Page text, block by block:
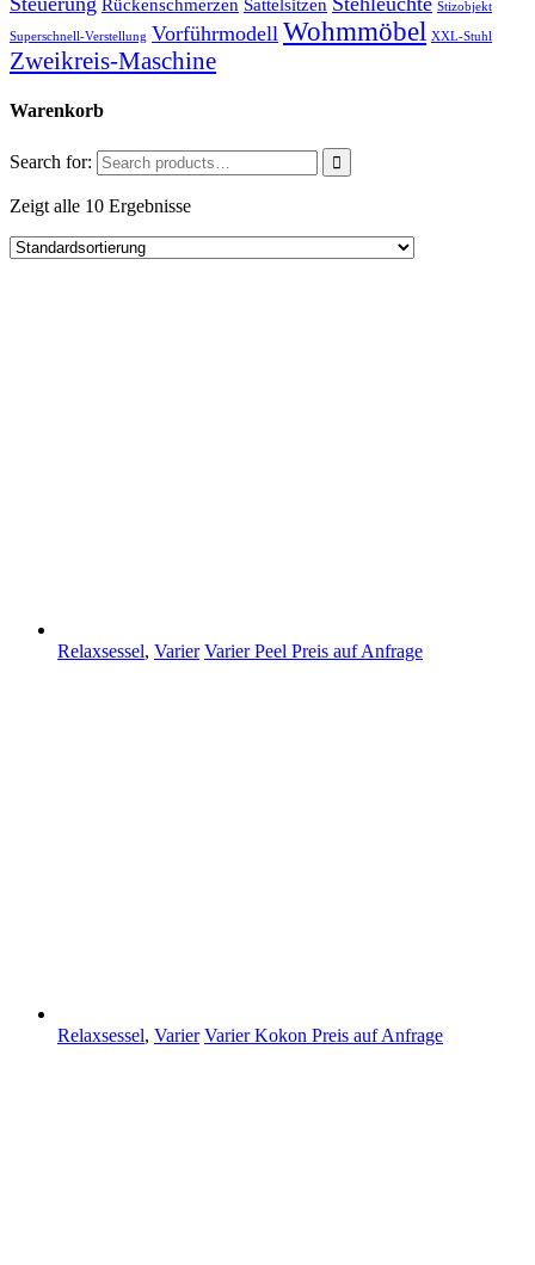
Rückenschmerzen Sattelsitzen Stizobjekt
Superschnell-Verstellung Vorführmodell Wohmmöbel XXL-Stuhl
Zweikreis-Maschine
Warenkorb
Search for:
Zeigt alle 10 Ergebnisse
Relaxsessel, Varier Varier Peel Preis auf Anfrage
Relaxsessel, Varier Varier Kokon Preis auf Anfrage